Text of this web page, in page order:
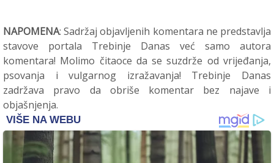
NAPOMENA: Sadržaj objavljenih komentara ne predstavlja
stavove portala Trebinje Danas već samo autora
komentara! Molimo čitaoce da se suzdrže od vrijeđanja,
psovanja i vulgarnog izražavanja! Trebinje Danas
zadržava pravo da obriše komentar bez najave i
objašnjenja.